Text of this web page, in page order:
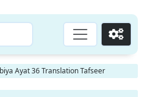
Go
Ayat 36 Translation Tafseer